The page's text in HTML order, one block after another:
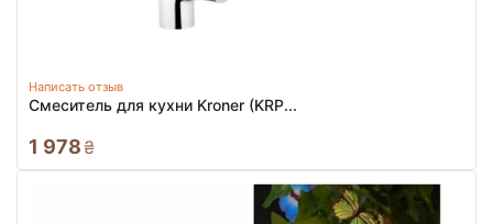
Написать отзыв
Смеситель для кухни Kroner (KRP...
1 978 ₴